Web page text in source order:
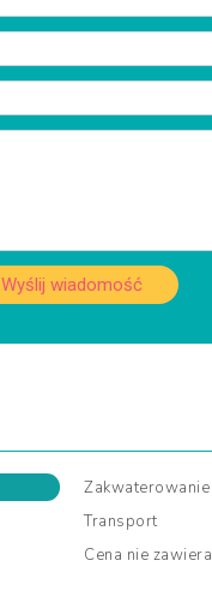
Wyślij wiadomość
Zakwaterowanie
Transport
Cena nie zawiera